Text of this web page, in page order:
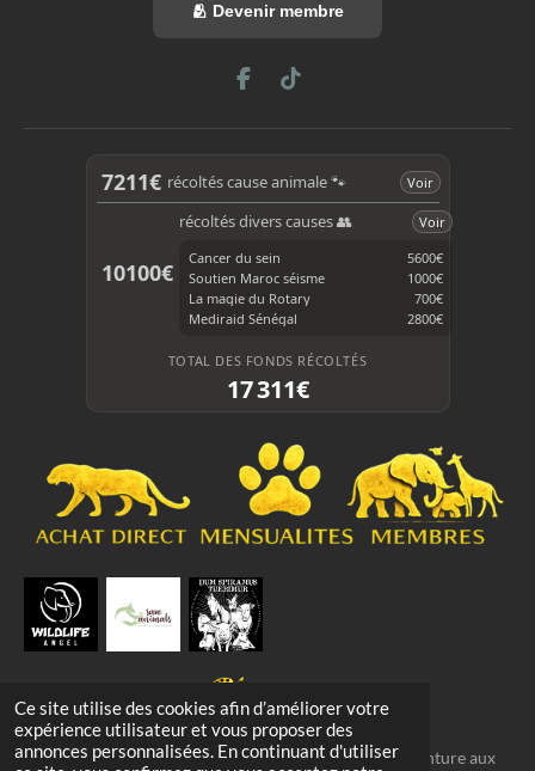
Ce site utilise des cookies afin d’améliorer votre
expérience utilisateur et vous proposer des
annonces personnalisées. En continuant d'utiliser
🫂 Devenir membre
F
c
o
T
k
o
7211€ récoltés cause animale 🐾 Voir
10100€
récoltés divers causes 👥
Voir
Cancer du sein
5600€
Soutien Maroc séisme
1000€
La magie du Rotary
700€
Mediraid Sénégal
2800€
TOTAL DES FONDS RÉCOLTÉS
17 311€
© 2020–2026 NEPTCO ART — Vincent LENAERTS Peinture aux